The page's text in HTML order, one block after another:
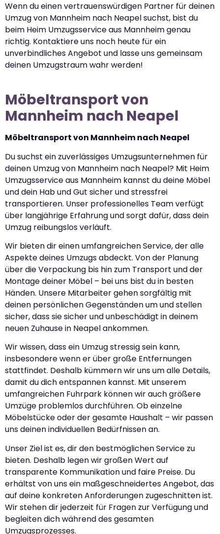
Wenn du einen vertrauenswürdigen Partner für deinen
Umzug von Mannheim nach Neapel suchst, bist du
beim Heim Umzugsservice aus Mannheim genau
richtig. Kontaktiere uns noch heute für ein
unverbindliches Angebot und lasse uns gemeinsam
deinen Umzugstraum wahr werden!
Möbeltransport von
Mannheim nach Neapel
Möbeltransport von Mannheim nach Neapel
Du suchst ein zuverlässiges Umzugsunternehmen für
deinen Umzug von Mannheim nach Neapel? Mit Heim
Umzugsservice aus Mannheim kannst du deine Möbel
und dein Hab und Gut sicher und stressfrei
transportieren. Unser professionelles Team verfügt
über langjährige Erfahrung und sorgt dafür, dass dein
Umzug reibungslos verläuft.
Wir bieten dir einen umfangreichen Service, der alle
Aspekte deines Umzugs abdeckt. Von der Planung
über die Verpackung bis hin zum Transport und der
Montage deiner Möbel – bei uns bist du in besten
Händen. Unsere Mitarbeiter gehen sorgfältig mit
deinen persönlichen Gegenständen um und stellen
sicher, dass sie sicher und unbeschädigt in deinem
neuen Zuhause in Neapel ankommen.
Wir wissen, dass ein Umzug stressig sein kann,
insbesondere wenn er über große Entfernungen
stattfindet. Deshalb kümmern wir uns um alle Details,
damit du dich entspannen kannst. Mit unserem
umfangreichen Fuhrpark können wir auch größere
Umzüge problemlos durchführen. Ob einzelne
Möbelstücke oder der gesamte Haushalt – wir passen
uns deinen individuellen Bedürfnissen an.
Unser Ziel ist es, dir den bestmöglichen Service zu
bieten. Deshalb legen wir großen Wert auf
transparente Kommunikation und faire Preise. Du
erhältst von uns ein maßgeschneidertes Angebot, das
auf deine konkreten Anforderungen zugeschnitten ist.
Wir stehen dir jederzeit für Fragen zur Verfügung und
begleiten dich während des gesamten
Umzugsprozesses.